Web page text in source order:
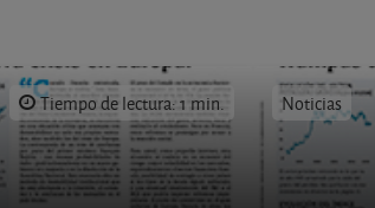
Tiempo de lectura: 1 min. Noticias